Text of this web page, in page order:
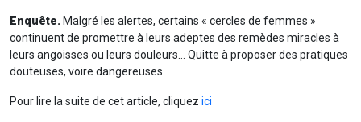
Enquête. Malgré les alertes, certains « cercles de femmes »
continuent de promettre à leurs adeptes des remèdes miracles à
leurs angoisses ou leurs douleurs… Quitte à proposer des pratiques
douteuses, voire dangereuses.
Pour lire la suite de cet article, cliquez ici